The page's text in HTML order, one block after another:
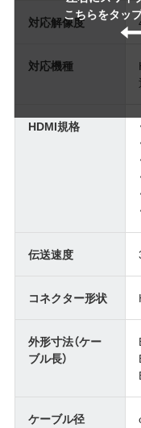
こちらをタッ
対応解像度
対応機種
HDMI規格
伝送速度
コネクター形状
外形寸法（ケー
ブル長）
ケーブル径